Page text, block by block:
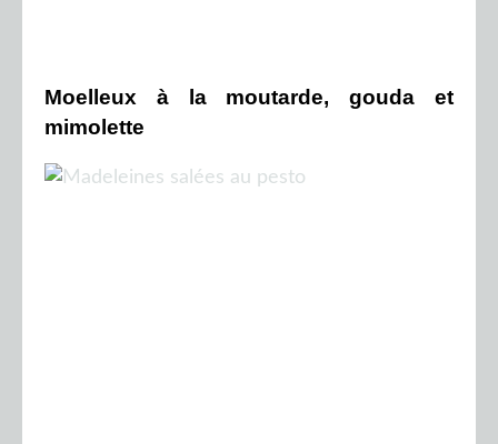
Moelleux à la moutarde, gouda et
mimolette